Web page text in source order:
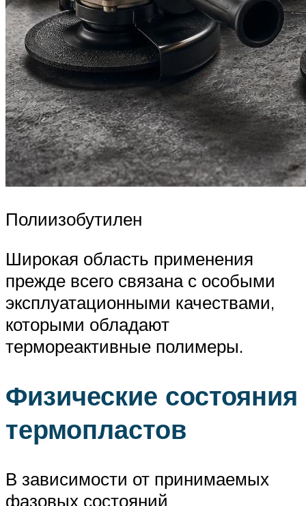
Полиизобутилен
Широкая область применения
прежде всего связана с особыми
эксплуатационными качествами,
которыми обладают
термореактивные полимеры.
Физические состояния
термопластов
В зависимости от принимаемых
фазовых состояний